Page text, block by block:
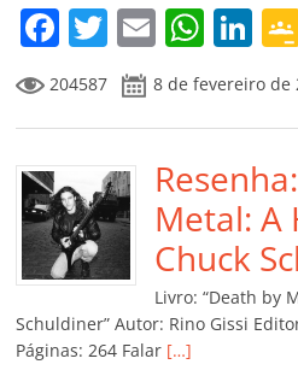
F
a
c
e
b
o
o
k
T
w
itt
er
E
m
ai
l
W
at
s
A
p
p
Li
k
e
dI
n
204587 8 de fevereiro de
Metal: A
Chuck
Livro: “Death by
Schuldiner” Autor: Rino Gissi
Páginas: 264 Falar […]